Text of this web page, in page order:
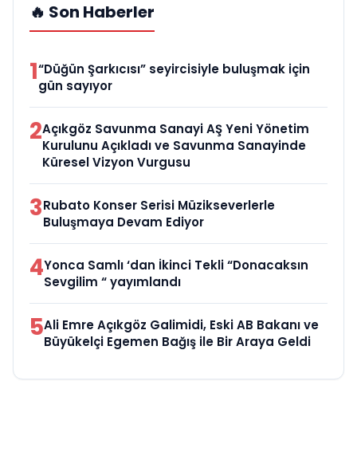
🔥 Son Haberler
1“Düğün Şarkıcısı” seyircisiyle buluşmak için
gün sayıyor
2Açıkgöz Savunma Sanayi AŞ Yeni Yönetim
Kurulunu Açıkladı ve Savunma Sanayinde
Küresel Vizyon Vurgusu
3Rubato Konser Serisi Müzikseverlerle
Buluşmaya Devam Ediyor
4Yonca Samlı ‘dan İkinci Tekli “Donacaksın
Sevgilim “ yayımlandı
5Ali Emre Açıkgöz Galimidi, Eski AB Bakanı ve
Büyükelçi Egemen Bağış ile Bir Araya Geldi